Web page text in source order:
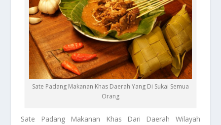
Sate Padang Makanan Khas Daerah Yang Di Sukai Semua
Orang
Sate Padang Makanan Khas Dari Daerah Wilayah